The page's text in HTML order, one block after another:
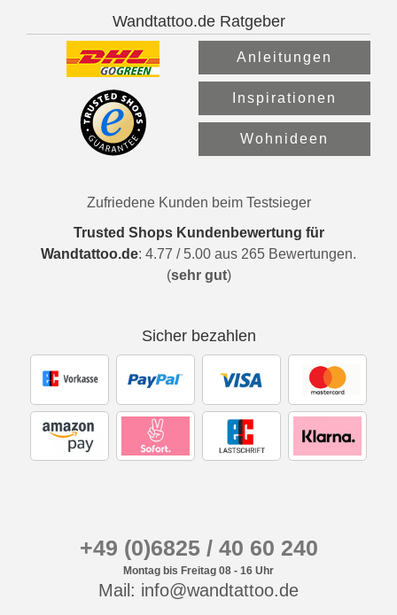
Wandtattoo.de Ratgeber
Anleitungen
Inspirationen
Wohnideen
Zufriedene Kunden beim Testsieger
Trusted Shops Kundenbewertung für
Wandtattoo.de: 4.77 / 5.00 aus 265 Bewertungen.
(sehr gut)
Sicher bezahlen
+49 (0)6825 / 40 60 240
Montag bis Freitag 08 - 16 Uhr
Mail: info@wandtattoo.de